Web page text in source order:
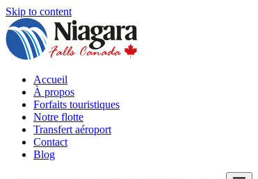
Skip to content
Accueil
À propos
Forfaits touristiques
Notre flotte
Transfert aéroport
Contact
Blog